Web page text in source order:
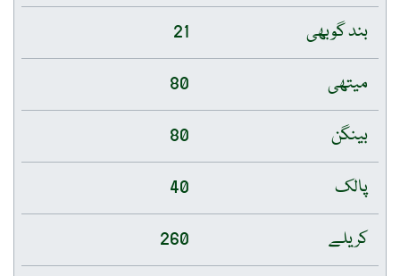
بند گوبھی
21
میتھی
80
بینگن
80
پالک
40
کریلے
260